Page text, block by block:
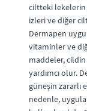
ciltteki lekelerin
izleri ve diğer
Dermapen
vitaminler ve
maddeler, cildin
yardımcı olur.
güneşin zararlı
nedenle,